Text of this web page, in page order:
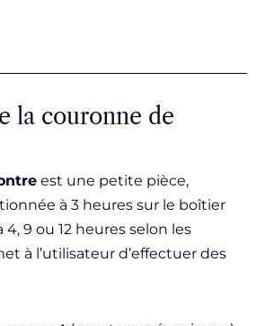
la couronne de
est une petite pièce,
à 3 heures sur le boîtier
4, 9 ou 12 heures selon les
à l’utilisateur d’effectuer des